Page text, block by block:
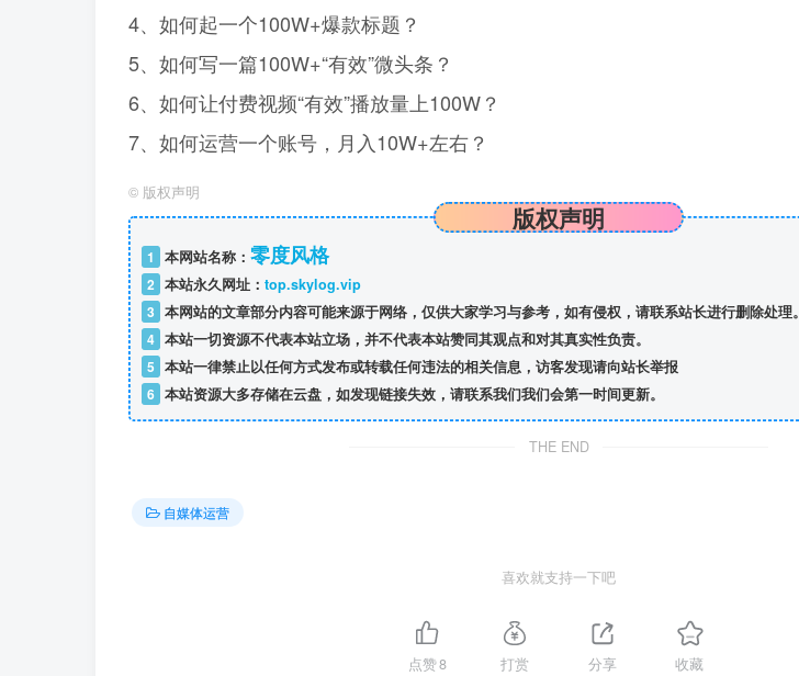
4、如何起一个100W+爆款标题？
5、如何写一篇100W+“有效”微头条？
6、如何让付费视频“有效”播放量上100W？
7、如何运营一个账号，月入10W+左右？
© 版权声明
版权声明
1 本网站名称： 零度风格
2 本站永久网址： top.skylog.vip
3 本网站的文章部分内容可能来源于网络，仅供大家学习与参考，如有侵权，请联系站长进行删除处理。
4 本站一切资源不代表本站立场，并不代表本站赞同其观点和对其真实性负责。
5 本站一律禁止以任何方式发布或转载任何违法的相关信息，访客发现请向站长举报
6 本站资源大多存储在云盘，如发现链接失效，请联系我们我们会第一时间更新。
THE END
自媒体运营
喜欢就支持一下吧
点赞8 打赏 分享 收藏